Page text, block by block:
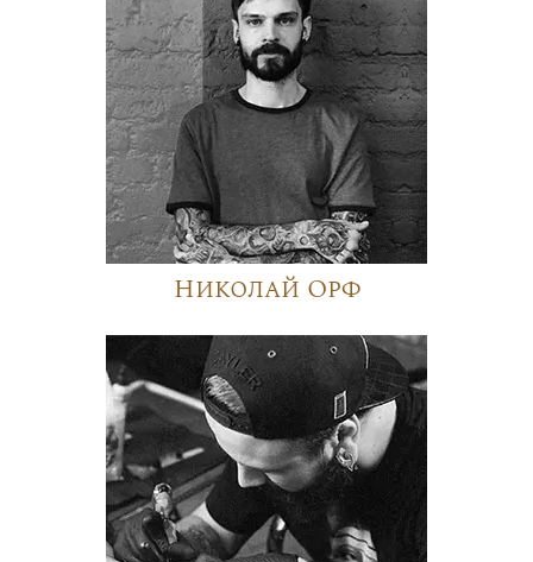
Николай Орф